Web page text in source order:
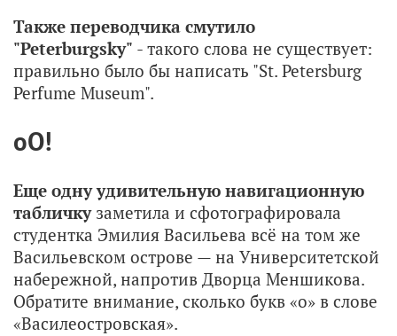
Также переводчика смутило
"Peterburgsky" - такого слова не существует:
правильно было бы написать "St. Petersburg
Perfume Museum".
оО!
Еще одну удивительную навигационную
табличкузаметила и сфотографировала
студентка Эмилия Васильева всё на том же
Васильевском острове — на Университетской
набережной, напротив Дворца Меншикова.
Обратите внимание, сколько букв «о» в слове
«Василеостровская».